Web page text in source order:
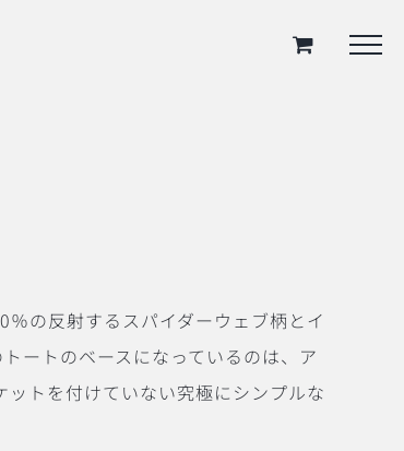
の反射するスパイダーウェブ柄とイ
ートのベースになっているのは、ア
トを付けていない究極にシンプルな